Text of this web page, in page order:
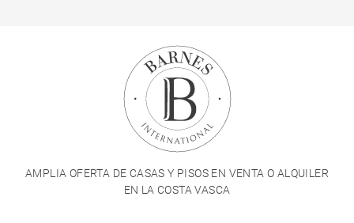
AMPLIA OFERTA DE CASAS Y PISOS EN VENTA O ALQUILER
EN LA COSTA VASCA